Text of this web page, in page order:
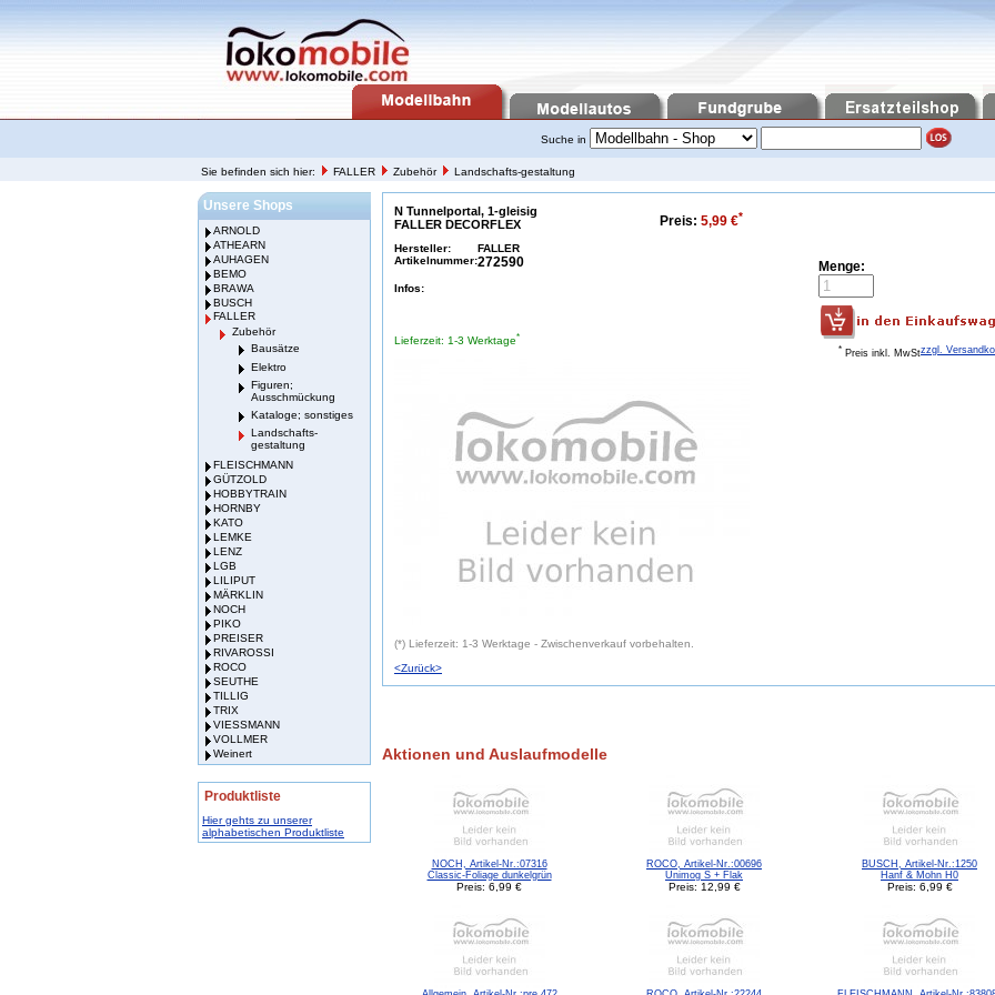
Suche in
Sie befinden sich hier: FALLER Zubehör Landschafts-gestaltung
Unsere Shops
ARNOLD
ATHEARN
AUHAGEN
BEMO
BRAWA
BUSCH
FALLER
Zubehör
Bausätze
Elektro
Figuren;
Ausschmückung
Kataloge; sonstiges
Landschafts-
gestaltung
FLEISCHMANN
GÜTZOLD
HOBBYTRAIN
HORNBY
KATO
LEMKE
LENZ
LGB
LILIPUT
MÄRKLIN
NOCH
PIKO
PREISER
RIVAROSSI
ROCO
SEUTHE
TILLIG
TRIX
VIESSMANN
VOLLMER
Weinert
Produktliste
Hier gehts zu unserer
alphabetischen Produktliste
N Tunnelportal, 1-gleisig
FALLER DECORFLEX
Hersteller:
FALLER
Artikelnummer:272590
Infos:
Lieferzeit: 1-3 Werktage*
Preis: 5,99 €*
Menge:
* Preis inkl. MwStzzgl.
(*) Lieferzeit: 1-3 Werktage - Zwischenverkauf vorbehalten.
<Zurück>
Aktionen und Auslaufmodelle
NOCH, Artikel-Nr.:07316
Classic-Foliage dunkelgrün
Preis: 6,99 €
ROCO, Artikel-Nr.:00696
Unimog S + Flak
Preis: 12,99 €
BUSCH, Artikel-Nr.:1250
Hanf & Mohn H0
Preis: 6,99 €